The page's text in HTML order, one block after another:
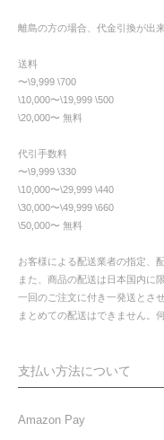
離島の方の場合、代金引換が出
送料
〜\9,999 \700
\10,000〜\19,999 \500
\20,000〜 無料
代引手数料
〜\9,999 \330
\10,000〜\29,999 \440
\30,000〜\49,999 \660
\50,000〜 無料
お客様による配送業者の指定、
また、商品の配送は日本国内に
一回のご注文に付き一発送とさ
まとめての配送はできません。
支払い方法について
Amazon Pay